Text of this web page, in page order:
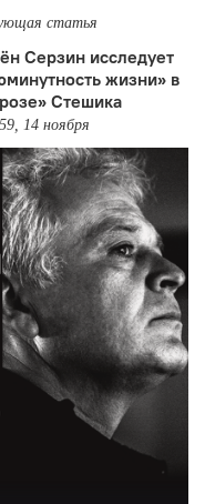
статья
Серзин исследует
жизни» в
Стешика
14 ноября